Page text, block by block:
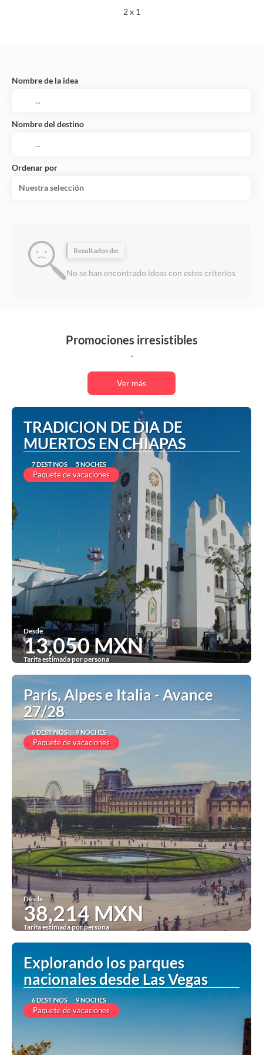
2 x 1
Nombre de la idea
Nombre del destino
Ordenar por
Nuestra selección
Resultados de:
No se han encontrado ideas con estos criterios
Promociones irresistibles
.
Ver más
TRADICION DE DIA DE
MUERTOS EN CHIAPAS
7 DESTINOS 5 NOCHES
Paquete de vacaciones
Desde
13,050 MXN
Tarifa estimada por persona
Ver
París, Alpes e Italia - Avance
27/28
6 DESTINOS 9 NOCHES
Paquete de vacaciones
Desde
38,214 MXN
Tarifa estimada por persona
Ver
Explorando los parques
nacionales desde Las Vegas
6 DESTINOS 9 NOCHES
Paquete de vacaciones